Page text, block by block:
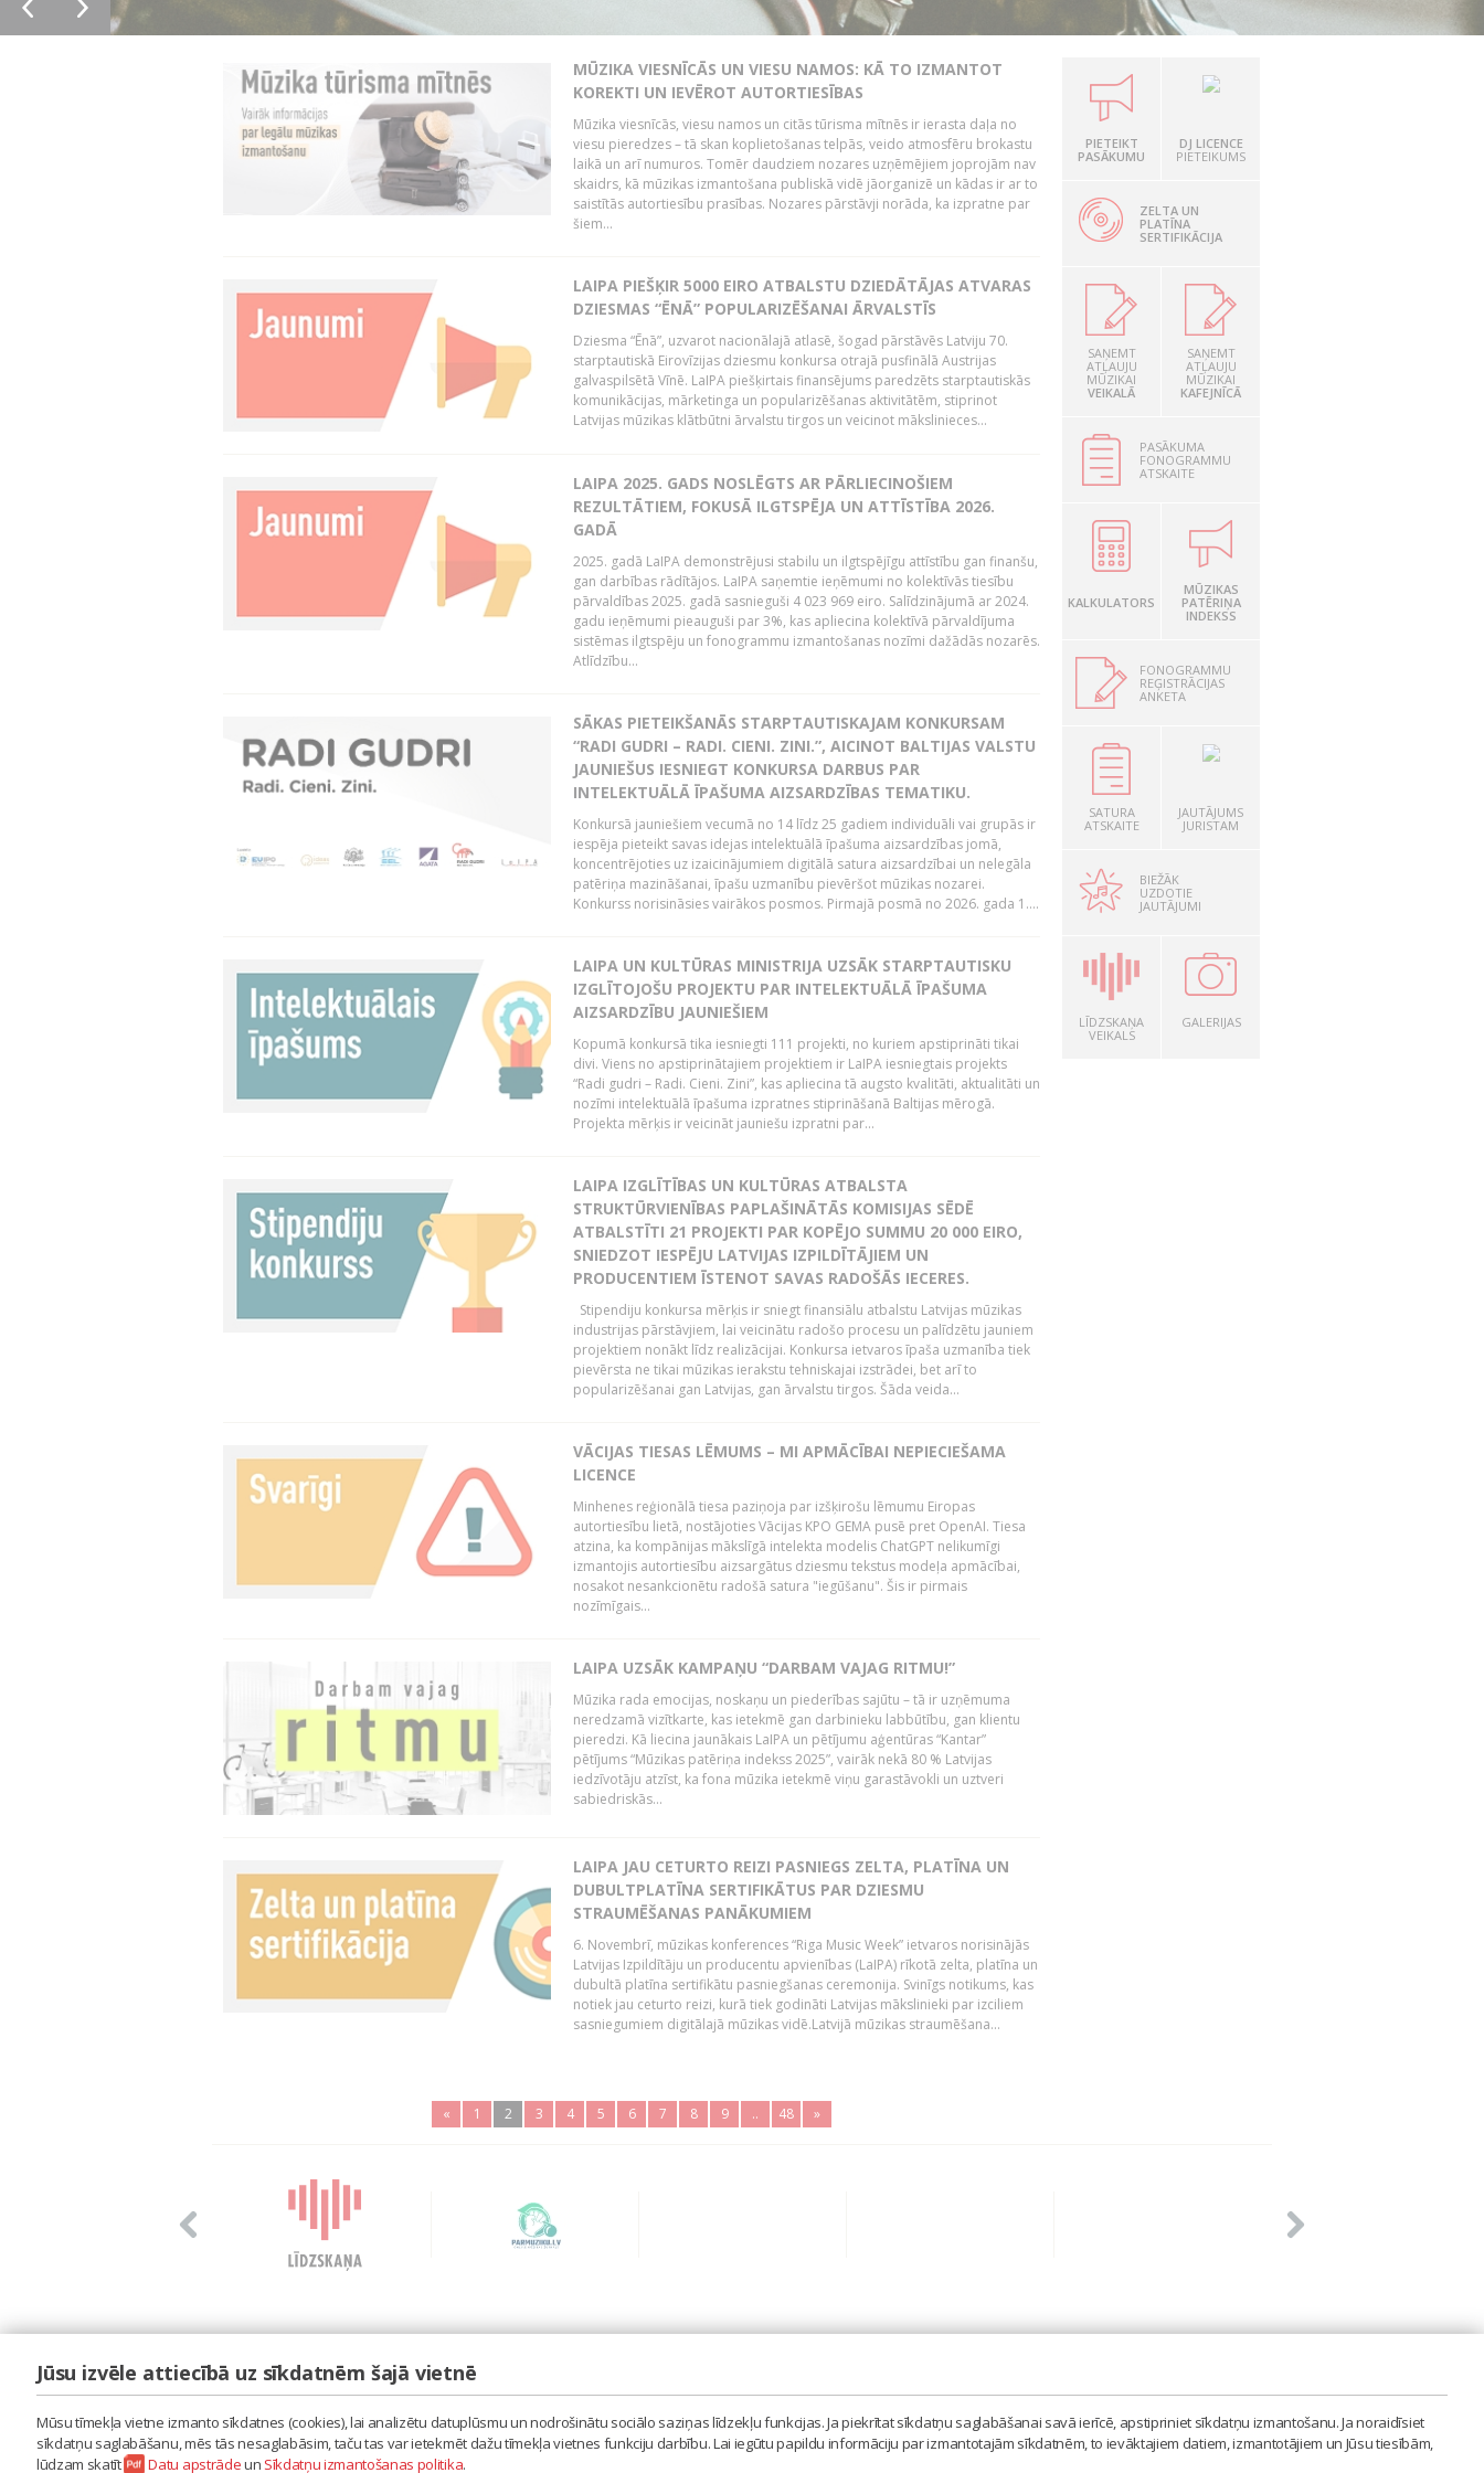
MŪZIKA VIESNĪCĀS UN VIESU NAMOS: KĀ TO IZMANTOT
KOREKTI UN IEVĒROT AUTORTIESĪBAS
Mūzika viesnīcās, viesu namos un citās tūrisma mītnēs ir ierasta daļa no
viesu pieredzes – tā skan koplietošanas telpās, veido atmosfēru brokastu
laikā un arī numuros. Tomēr daudziem nozares uzņēmējiem joprojām nav
skaidrs, kā mūzikas izmantošana publiskā vidē jāorganizē un kādas ir ar to
saistītās autortiesību prasības. Nozares pārstāvji norāda, ka izpratne par
šiem...
LAIPA PIEŠĶIR 5000 EIRO ATBALSTU DZIEDĀTĀJAS ATVARAS
DZIESMAS “ĒNĀ” POPULARIZĒŠANAI ĀRVALSTĪS
Dziesma “Ēnā”, uzvarot nacionālajā atlasē, šogad pārstāvēs Latviju 70.
starptautiskā Eirovīzijas dziesmu konkursa otrajā pusfinālā Austrijas
galvaspilsētā Vīnē. LaIPA piešķirtais finansējums paredzēts starptautiskās
komunikācijas, mārketinga un popularizēšanas aktivitātēm, stiprinot
Latvijas mūzikas klātbūtni ārvalstu tirgos un veicinot mākslinieces...
LAIPA 2025. GADS NOSLĒGTS AR PĀRLIECINOŠIEM
REZULTĀTIEM, FOKUSĀ ILGTSPĒJA UN ATTĪSTĪBA 2026.
GADĀ
2025. gadā LaIPA demonstrējusi stabilu un ilgtspējīgu attīstību gan finanšu,
gan darbības rādītājos. LaIPA saņemtie ieņēmumi no kolektīvās tiesību
pārvaldības 2025. gadā sasnieguši 4 023 969 eiro. Salīdzinājumā ar 2024.
gadu ieņēmumi pieauguši par 3%, kas apliecina kolektīvā pārvaldījuma
sistēmas ilgtspēju un fonogrammu izmantošanas nozīmi dažādās nozarēs.
Atlīdzību...
SĀKAS PIETEIKŠANĀS STARPTAUTISKAJAM KONKURSAM
“RADI GUDRI – RADI. CIENI. ZINI.”, AICINOT BALTIJAS VALSTU
JAUNIEŠUS IESNIEGT KONKURSA DARBUS PAR
INTELEKTUĀLĀ ĪPAŠUMA AIZSARDZĪBAS TEMATIKU.
Konkursā jauniešiem vecumā no 14 līdz 25 gadiem individuāli vai grupās ir
iespēja pieteikt savas idejas intelektuālā īpašuma aizsardzības jomā,
koncentrējoties uz izaicinājumiem digitālā satura aizsardzībai un nelegāla
patēriņa mazināšanai, īpašu uzmanību pievēršot mūzikas nozarei.
Konkurss norisināsies vairākos posmos. Pirmajā posmā no 2026. gada 1....
LAIPA UN KULTŪRAS MINISTRIJA UZSĀK STARPTAUTISKU
IZGLĪTOJOŠU PROJEKTU PAR INTELEKTUĀLĀ ĪPAŠUMA
AIZSARDZĪBU JAUNIEŠIEM
Kopumā konkursā tika iesniegti 111 projekti, no kuriem apstiprināti tikai
divi. Viens no apstiprinātajiem projektiem ir LaIPA iesniegtais projekts
“Radi gudri – Radi. Cieni. Zini”, kas apliecina tā augsto kvalitāti, aktualitāti un
nozīmi intelektuālā īpašuma izpratnes stiprināšanā Baltijas mērogā.
Projekta mērķis ir veicināt jauniešu izpratni par...
LAIPA IZGLĪTĪBAS UN KULTŪRAS ATBALSTA
STRUKTŪRVIENĪBAS PAPLAŠINĀTĀS KOMISIJAS SĒDĒ
ATBALSTĪTI 21 PROJEKTI PAR KOPĒJO SUMMU 20 000 EIRO,
SNIEDZOT IESPĒJU LATVIJAS IZPILDĪTĀJIEM UN
PRODUCENTIEM ĪSTENOT SAVAS RADOŠĀS IECERES.
Stipendiju konkursa mērķis ir sniegt finansiālu atbalstu Latvijas mūzikas
industrijas pārstāvjiem, lai veicinātu radošo procesu un palīdzētu jauniem
projektiem nonākt līdz realizācijai. Konkursa ietvaros īpaša uzmanība tiek
pievērsta ne tikai mūzikas ierakstu tehniskajai izstrādei, bet arī to
popularizēšanai gan Latvijas, gan ārvalstu tirgos. Šāda veida...
VĀCIJAS TIESAS LĒMUMS – MI APMĀCĪBAI NEPIECIEŠAMA
LICENCE
Minhenes reģionālā tiesa paziņoja par izšķirošu lēmumu Eiropas
autortiesību lietā, nostājoties Vācijas KPO GEMA pusē pret OpenAI. Tiesa
atzina, ka kompānijas mākslīgā intelekta modelis ChatGPT nelikumīgi
izmantojis autortiesību aizsargātus dziesmu tekstus modeļa apmācībai,
nosakot nesankcionētu radošā satura "iegūšanu". Šis ir pirmais
nozīmīgais...
LAIPA UZSĀK KAMPAŅU “DARBAM VAJAG RITMU!”
Mūzika rada emocijas, noskaņu un piederības sajūtu – tā ir uzņēmuma
neredzamā vizītkarte, kas ietekmē gan darbinieku labbūtību, gan klientu
pieredzi. Kā liecina jaunākais LaIPA un pētījumu aģentūras “Kantar”
pētījums “Mūzikas patēriņa indekss 2025”, vairāk nekā 80 % Latvijas
iedzīvotāju atzīst, ka fona mūzika ietekmē viņu garastāvokli un uztveri
sabiedriskās...
LAIPA JAU CETURTO REIZI PASNIEGS ZELTA, PLATĪNA UN
DUBULTPLATĪNA SERTIFIKĀTUS PAR DZIESMU
STRAUMĒŠANAS PANĀKUMIEM
6. Novembrī, mūzikas konferences “Riga Music Week” ietvaros norisinājās
Latvijas Izpildītāju un producentu apvienības (LaIPA) rīkotā zelta, platīna un
dubultā platīna sertifikātu pasniegšanas ceremonija. Svinīgs notikums, kas
notiek jau ceturto reizi, kurā tiek godināti Latvijas mākslinieki par izciliem
sasniegumiem digitālajā mūzikas vidē.Latvijā mūzikas straumēšana...
« 1 2 3 4 5 6 7 8 9 .. 48 »
PIETEIKT
PASĀKUMU
DJ LICENCE
PIETEIKUMS
ZELTA UN
PLATĪNA
SERTIFIKĀCIJA
SAŅEMT
ATĻAUJU
MŪZIKAI
VEIKALĀ
SAŅEMT
ATĻAUJU
MŪZIKAI
KAFEJNĪCĀ
PASĀKUMA
FONOGRAMMU
ATSKAITE
KALKULATORS
MŪZIKAS
PATĒRIŅA
INDEKSS
FONOGRAMMU
REĢISTRĀCIJAS
ANKETA
SATURA
ATSKAITE
JAUTĀJUMS
JURISTAM
BIEŽĀK
UZDOTIE
JAUTĀJUMI
LĪDZSKAŅA
VEIKALS
GALERIJAS
LAIPA
ES RADU MŪZIKU
AKTUALITĀTES
TEL. 67605023, MOB. 20398873, E-PASTS: LAIPA[AT]LAIPA.ORG
Jūsu izvēle attiecībā uz sīkdatnēm šajā vietnē
Mūsu tīmekļa vietne izmanto sīkdatnes (cookies), lai analizētu datuplūsmu un nodrošinātu sociālo saziņas līdzekļu funkcijas. Ja piekrītat sīkdatņu saglabāšanai savā ierīcē, apstipriniet sīkdatņu izmantošanu. Ja noraidīsiet
sīkdatņu saglabāšanu, mēs tās nesaglabāsim, taču tas var ietekmēt dažu tīmekļa vietnes funkciju darbību. Lai iegūtu papildu informāciju par izmantotajām sīkdatnēm, to ievāktajiem datiem, izmantotājiem un Jūsu tiesībām,
lūdzam skatīt
Datu apstrādeun Sīkdatņu izmantošanas politika.